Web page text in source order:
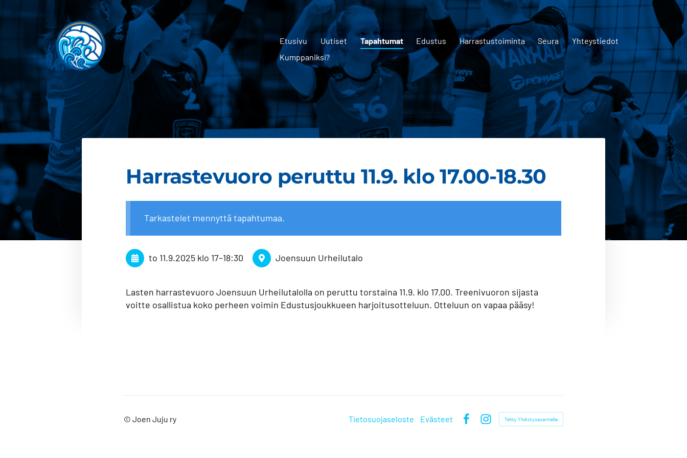
Siirry
sisältöön
JOEN JUJU
Etusivu Uutiset Tapahtumat Edustus Harrastustoiminta Seura
Yhteystiedot
Kumppaniksi?
Harrastevuoro peruttu 11.9. klo 17.00-18.30
Tarkastelet mennyttä tapahtumaa.
to 11.9.2025 klo 17–18:30 Joensuun Urheilutalo
Lasten harrastevuoro Joensuun Urheilutalolla on peruttu torstaina 11.9. klo 17.00. Treenivuoron sijasta
voitte osallistua koko perheen voimin Edustusjoukkueen harjoitusotteluun. Otteluun on vapaa pääsy!
© Joen Juju ry Tietosuojaseloste
Evästeet
Instagram
Tehty Yhdistysavaimella